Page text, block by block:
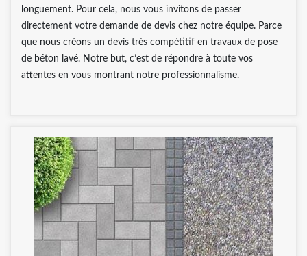
longuement. Pour cela, nous vous invitons de passer
directement votre demande de devis chez notre équipe. Parce
que nous créons un devis très compétitif en travaux de pose
de béton lavé. Notre but, c’est de répondre à toute vos
attentes en vous montrant notre professionnalisme.